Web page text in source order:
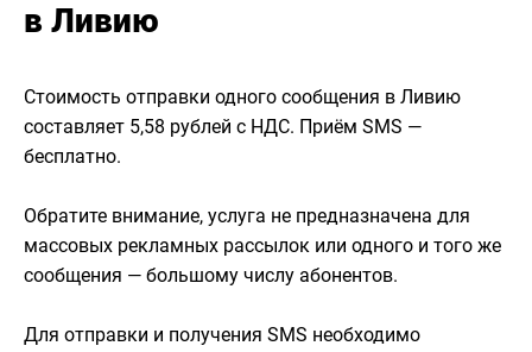
в Ливию
Стоимость отправки одного сообщения в Ливию
составляет 5,58 рублей с НДС. Приём SMS —
бесплатно.
Обратите внимание, услуга не предназначена для
массовых рекламных рассылок или одного и того же
сообщения — большому числу абонентов.
Для отправки и получения SMS необходимо